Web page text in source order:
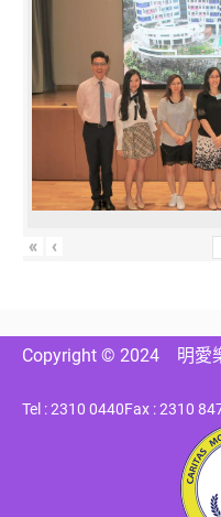
« ‹
Copyright © 2024 明愛
Tel : 2310 0440Fax : 2310